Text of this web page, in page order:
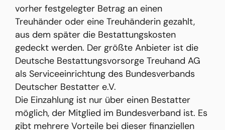
vorher festgelegter Betrag an einen
Treuhänder oder eine Treuhänderin gezahlt,
aus dem später die Bestattungskosten
gedeckt werden. Der größte Anbieter ist die
Deutsche Bestattungsvorsorge Treuhand AG
als Serviceeinrichtung des Bundesverbands
Deutscher Bestatter e.V.
Die Einzahlung ist nur über einen Bestatter
möglich, der Mitglied im Bundesverband ist. Es
gibt mehrere Vorteile bei dieser finanziellen